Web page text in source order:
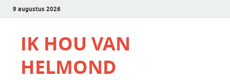
9 augustus 2026
IK HOU VAN
HELMOND